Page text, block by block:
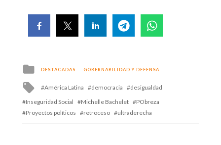
Posted
in
DESTACADAS GOBERNABILIDAD Y DEFENSA
Tagged
América Latina democracia
desigualdad
Inseguridad Social
Michelle Bachelet
PObreza
Proyectos políticos
retroceso ultraderecha